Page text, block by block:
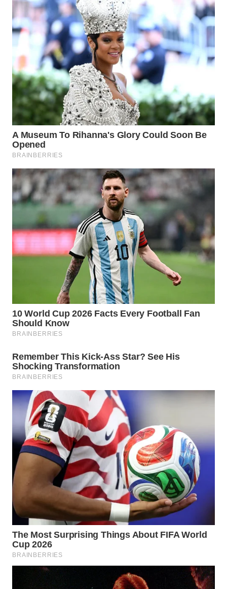
WN
TANJUNG
LESUNG
WN
KARO
WN
SIMALUNGUN
WN
LABUHANBATU
TAPANULI
TENGAH
WN DELI
SERDANG
WN
PAKPAK
WN
WN
WN
BOGOR
WN
DEPOK
TAPANULI
UTARA
WN
SAMOSIR